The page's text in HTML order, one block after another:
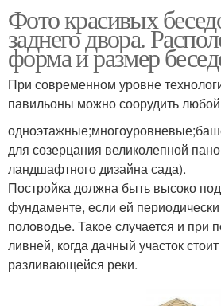
Фото красивых
заднего двора.
форма и размер
При современном уровне
павильоны можно соорудить
для созерцания великолепной
ландшафтного дизайна сада).
Постройка должна быть высоко
фундаменте, если ей
половодье. Такое случается и при
ливней, когда дачный участок
разливающейся реки.